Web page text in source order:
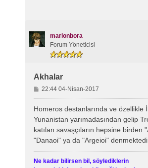
marlonbora
Forum Yöneticisi
Akhalar
M
e
s
22:44 04-Nisan-2017
Homeros destanlarında ve özellikle
Yunanistan yarımadasından gelip
katılan savaşçıların hepsine birden
"Danaoi" ya da "Argeioi"
Ne kadar bilirsen bil, söylediklerin